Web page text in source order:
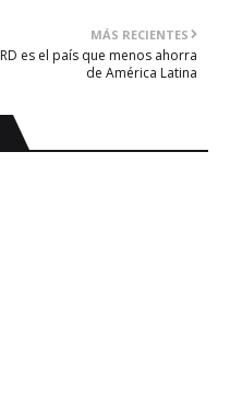
MÁS RECIENTES
RD es el país que menos ahorra
de América Latina